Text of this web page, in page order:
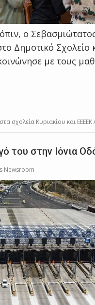
ο
Δημοτικό Σχολείο
με τους
σχολεία Κυριακίου και ΕΕΕΕΚ
του στην Ιόνια
Newsroom